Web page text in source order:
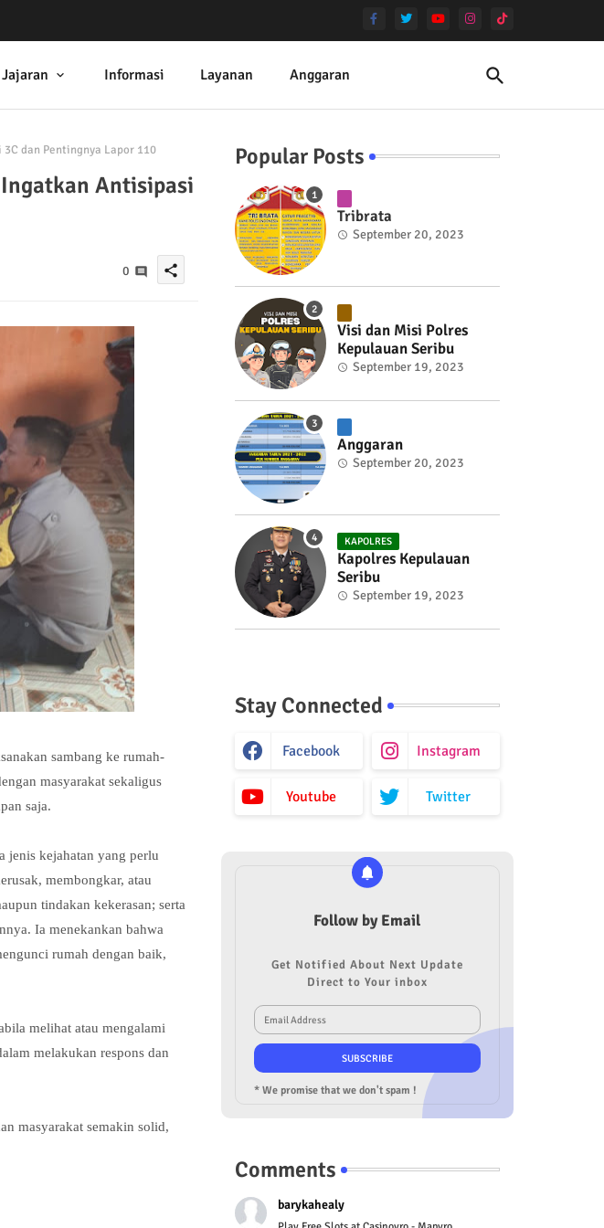
Informasi Layanan Anggaran
dan Pentingnya Lapor 110
Antisipasi
0 share
sambang ke rumah-
masyarakat sekaligus
saja.
jenis kejahatan yang perlu
membongkar, atau
tindakan kekerasan; serta
Ia menekankan bahwa
rumah dengan baik,
melihat atau mengalami
melakukan respons dan
masyarakat semakin solid,
Popular Posts
Tribrata
September 20, 2023
Visi dan Misi Polres
Kepulauan Seribu
September 19, 2023
Anggaran
September 20, 2023
KAPOLRES
Kapolres Kepulauan
Seribu
September 19, 2023
Stay Connected
Facebook Instagram
Youtube Twitter
Follow by Email
Get Notified About Next Update
Direct to Your inbox
* We promise that we don't spam !
Comments
barykahealy